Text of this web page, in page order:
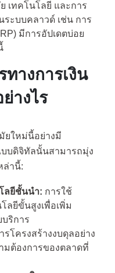
เทคโนโลยี และการ
ะบบคลาวด์ เช่น การ
มีการอัปเดตบ่อย
างการเงิน
างไร
ยใหม่นี้อย่างมี
บดิจิทัลนั้นสามารถมุ่ง
ล่านี้:
ลยีชั้นนำ: การใช้
ลยีขั้นสูงเพื่อเพิ่ม
ริการ
รโครงสร้างงบดุลอย่าง
มต้องการของตลาดที่